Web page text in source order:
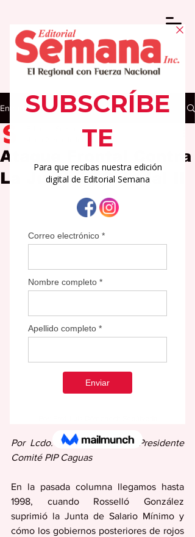
Entrada
Ataque Frontal Contra
La Justicia Salarial II
Por Lcdo. Raúl Tirado, hijo, Presidente
Comité PIP Caguas
En la pasada columna llegamos hasta
1998, cuando Rosselló González
suprimió la Junta de Salario Mínimo y
cómo los gobiernos posteriores de rojos